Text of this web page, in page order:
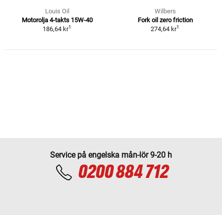
Louis Oil
Motorolja 4-takts 15W-40
186,64 kr1
Wilbers
Fork oil zero friction
274,64 kr1
Service på engelska mån-lör 9-20 h
0200 884 712